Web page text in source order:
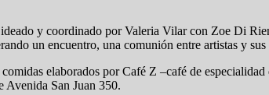
y coordinado por Valeria Vilar con Zoe Di
un encuentro, una comunión entre artistas y
elaborados por Café Z –café de
Avenida San Juan 350.